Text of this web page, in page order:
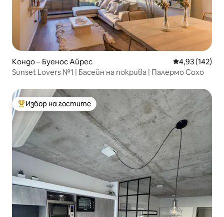
Кондо – Буенос Айрес Средна
4,93 (142)
Sunset Lovers №1 | Басейн на покрива | Палермо Сохо
Най-популярен избор на гостите
Избор на гостите